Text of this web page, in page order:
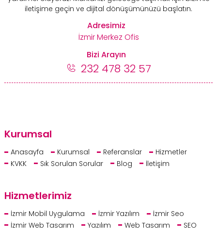
Kurumsal
Anasayfa Kurumsal Referanslar
Hizmetler
KVKK
Sık Sorulan Sorular Blog İletişim
Hizmetlerimiz
İzmir Mobil Uygulama İzmir Yazılım
İzmir Seo
İzmir Web Tasarım
Yazılım Web Tasarım
SEO
iletişime geçin ve dijital dönüşümünüzü başlatın.
Adresimiz
İzmir Merkez Ofis
Bizi Arayın
232 478 32 57